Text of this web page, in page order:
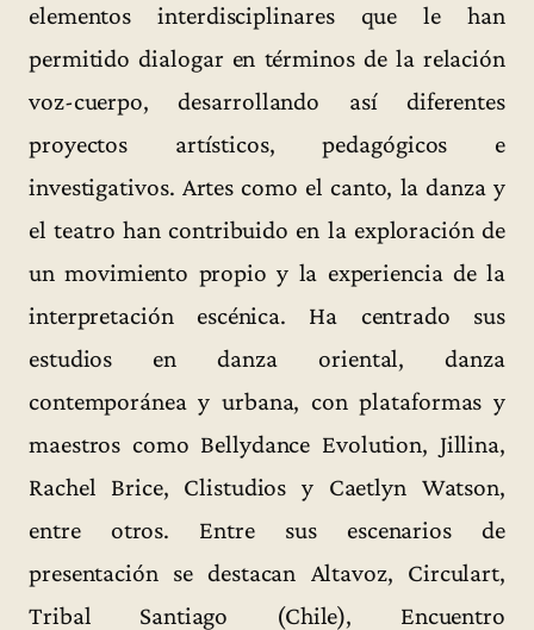
elementos interdisciplinares que le han
permitido dialogar en términos de la relación
voz-cuerpo, desarrollando así diferentes
proyectos artísticos, pedagógicos e
investigativos. Artes como el canto, la danza y
el teatro han contribuido en la exploración de
un movimiento propio y la experiencia de la
interpretación escénica. Ha centrado sus
estudios en danza oriental, danza
contemporánea y urbana, con plataformas y
maestros como Bellydance Evolution, Jillina,
Rachel Brice, Clistudios y Caetlyn Watson,
entre otros. Entre sus escenarios de
presentación se destacan Altavoz, Circulart,
Tribal Santiago (Chile), Encuentro